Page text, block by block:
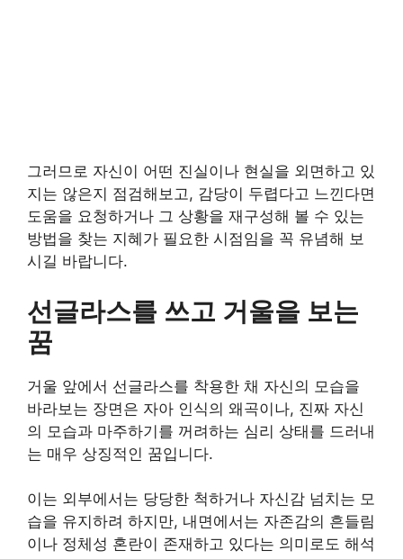
그러므로 자신이 어떤 진실이나 현실을 외면하고 있
지는 않은지 점검해보고, 감당이 두렵다고 느낀다면
도움을 요청하거나 그 상황을 재구성해 볼 수 있는
방법을 찾는 지혜가 필요한 시점임을 꼭 유념해 보
시길 바랍니다.
선글라스를 쓰고 거울을 보는
꿈
거울 앞에서 선글라스를 착용한 채 자신의 모습을
바라보는 장면은 자아 인식의 왜곡이나, 진짜 자신
의 모습과 마주하기를 꺼려하는 심리 상태를 드러내
는 매우 상징적인 꿈입니다.
이는 외부에서는 당당한 척하거나 자신감 넘치는 모
습을 유지하려 하지만, 내면에서는 자존감의 흔들림
이나 정체성 혼란이 존재하고 있다는 의미로도 해석